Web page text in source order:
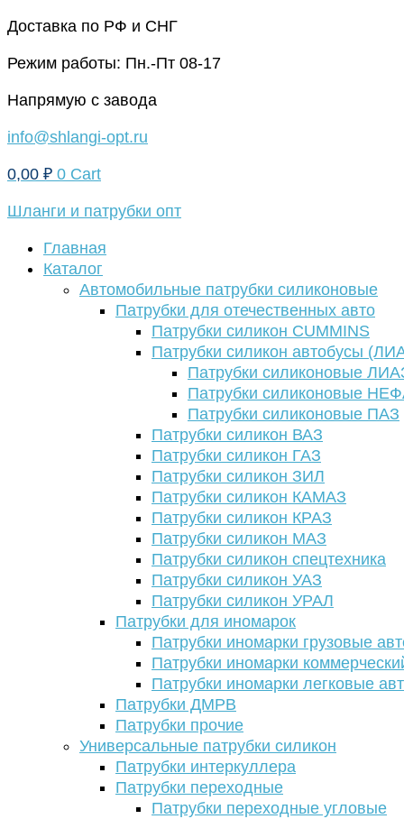
Перейти
содержимому
Доставка по РФ и СНГ
Режим работы: Пн.-Пт 08-17
Напрямую с завода
info@shlangi-opt.ru
0,00 ₽ 0 Cart
Шланги и патрубки опт
Главная
Каталог
Автомобильные патрубки силиконовые
Патрубки для отечественных авто
Патрубки силикон CUMMINS
Патрубки силикон автобусы
Патрубки силиконовые
Патрубки силиконовые
Патрубки силиконовые ПАЗ
Патрубки силикон ВАЗ
Патрубки силикон ГАЗ
Патрубки силикон ЗИЛ
Патрубки силикон КАМАЗ
Патрубки силикон КРАЗ
Патрубки силикон МАЗ
Патрубки силикон спецтехника
Патрубки силикон УАЗ
Патрубки силикон УРАЛ
Патрубки для иномарок
Патрубки иномарки грузовые
Патрубки иномарки
Патрубки иномарки легковые
Патрубки ДМРВ
Патрубки прочие
Универсальные патрубки силикон
Патрубки интеркуллера
Патрубки переходные
Патрубки переходные угловые